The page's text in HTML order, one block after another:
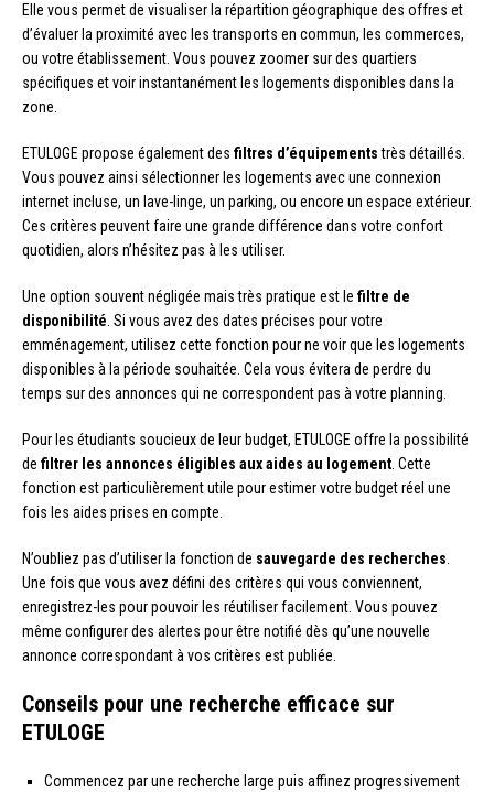
Elle vous permet de visualiser la répartition géographique des offres et
d’évaluer la proximité avec les transports en commun, les commerces,
ou votre établissement. Vous pouvez zoomer sur des quartiers
spécifiques et voir instantanément les logements disponibles dans la
zone.
ETULOGE propose également des filtres d’équipementstrès détaillés.
Vous pouvez ainsi sélectionner les logements avec une connexion
internet incluse, un lave-linge, un parking, ou encore un espace extérieur.
Ces critères peuvent faire une grande différence dans votre confort
quotidien, alors n’hésitez pas à les utiliser.
Une option souvent négligée mais très pratique est le filtre de
disponibilité. Si vous avez des dates précises pour votre
emménagement, utilisez cette fonction pour ne voir que les logements
disponibles à la période souhaitée. Cela vous évitera de perdre du
temps sur des annonces qui ne correspondent pas à votre planning.
Pour les étudiants soucieux de leur budget, ETULOGE offre la possibilité
de filtrer les annonces éligibles aux aides au logement. Cette
fonction est particulièrement utile pour estimer votre budget réel une
fois les aides prises en compte.
N’oubliez pas d’utiliser la fonction de sauvegarde des recherches.
Une fois que vous avez défini des critères qui vous conviennent,
enregistrez-les pour pouvoir les réutiliser facilement. Vous pouvez
même configurer des alertes pour être notifié dès qu’une nouvelle
annonce correspondant à vos critères est publiée.
Conseils pour une recherche efficace sur
ETULOGE
Commencez par une recherche large puis affinez progressivement